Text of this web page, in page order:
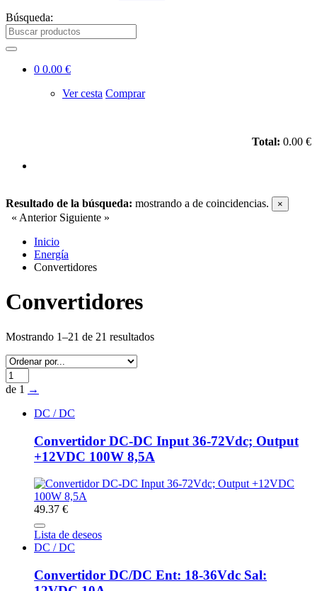
Búsqueda:
0 0.00 €
Ver cesta Comprar
Total: 0.00 €
Resultado de la búsqueda: mostrando a de coincidencias. ×
« Anterior Siguiente »
Inicio
Energía
Convertidores
Convertidores
Mostrando 1–21 de 21 resultados
de 1 →
DC / DC
Convertidor DC-DC Input 36-72Vdc; Output
+12VDC 100W 8,5A
49.37 €
Lista de deseos
DC / DC
Convertidor DC/DC Ent: 18-36Vdc Sal: